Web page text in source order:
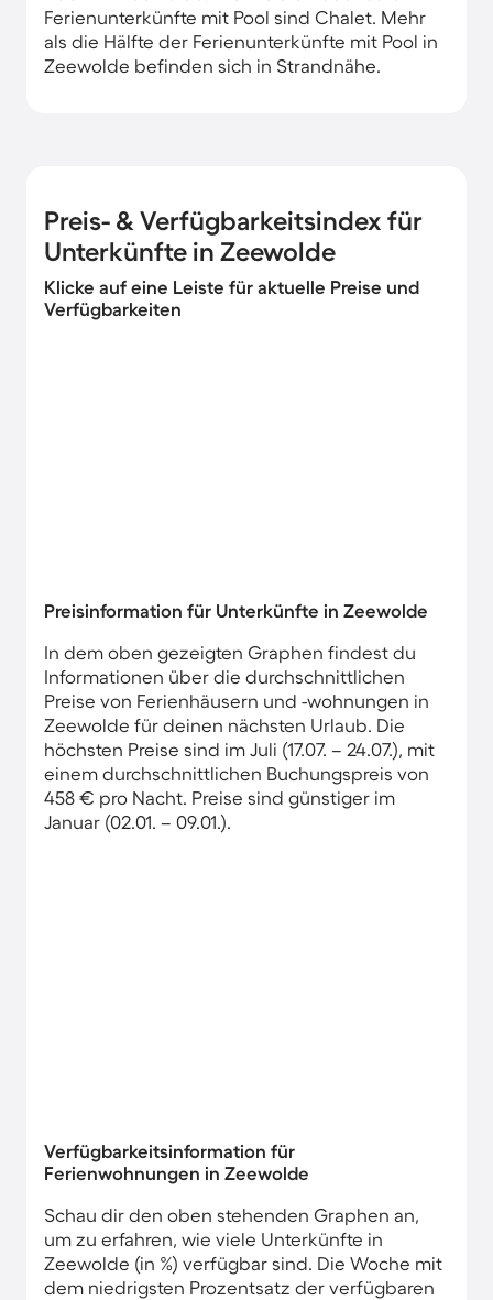
Ferienunterkünfte mit Pool sind Chalet. Mehr
als die Hälfte der Ferienunterkünfte mit Pool in
Zeewolde befinden sich in Strandnähe.
Preis- & Verfügbarkeitsindex für
Unterkünfte in Zeewolde
Klicke auf eine Leiste für aktuelle Preise und
Verfügbarkeiten
Preisinformation für Unterkünfte in Zeewolde
In dem oben gezeigten Graphen findest du
Informationen über die durchschnittlichen
Preise von Ferienhäusern und -wohnungen in
Zeewolde für deinen nächsten Urlaub. Die
höchsten Preise sind im Juli (17.07. – 24.07.), mit
einem durchschnittlichen Buchungspreis von
458 € pro Nacht. Preise sind günstiger im
Januar (02.01. – 09.01.).
Verfügbarkeitsinformation für
Ferienwohnungen in Zeewolde
Schau dir den oben stehenden Graphen an,
um zu erfahren, wie viele Unterkünfte in
Zeewolde (in %) verfügbar sind. Die Woche mit
dem niedrigsten Prozentsatz der verfügbaren